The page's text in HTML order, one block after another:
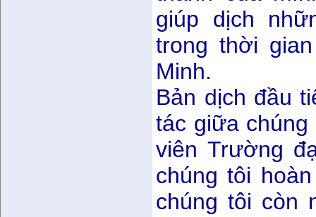
giúp dịch
trong thời
Minh.
Bản dịch đầu
tác giữa chúng
viên Trường
chúng tôi
chúng tôi còn